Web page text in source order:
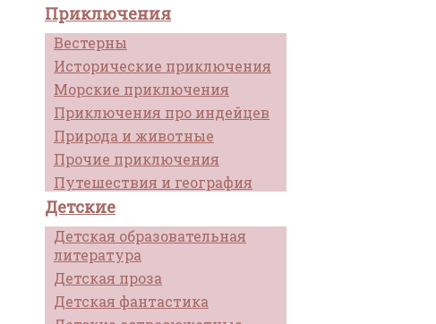
Приключения
Вестерны
Исторические приключения
Морские приключения
Приключения про индейцев
Природа и животные
Прочие приключения
Путешествия и география
Детские
Детская образовательная
литература
Детская проза
Детская фантастика